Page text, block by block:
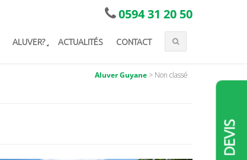
0594 31 20 50
ALUVER? ACTUALITÉS CONTACT
DEVIS
Aluver Guyane > Non classé